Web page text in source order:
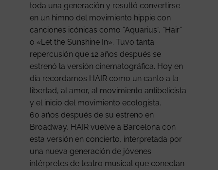
toda una generación y resultó convertirse
en un himno del movimiento hippie con
canciones icónicas como “Aquarius”, “Hair”
o «Let the Sunshine In». Tuvo tanta
repercusión que 12 años después se
estrenó la versión cinematográfica. Hoy en
día recordamos HAIR como un canto a la
libertad, al amor, al movimiento antibelicista
y el inicio del movimiento ecologista.
60 años después de su estreno en
Broadway, HAIR vuelve a Barcelona con
esta versión en concierto, interpretada por
una nueva generación de jóvenes
intérpretes de teatro musical que conectan